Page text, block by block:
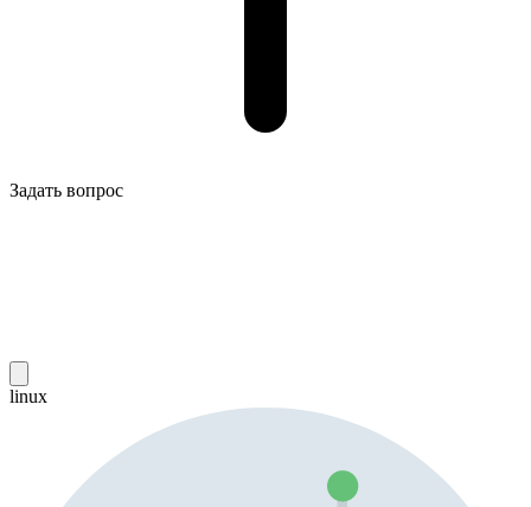
Задать вопрос
linux